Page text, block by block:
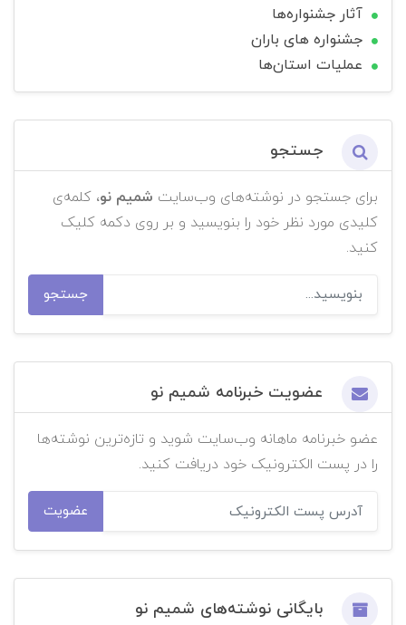
آثار جشنواره‌ها
جشنواره های باران
عملیات استان‌ها
جستجو
برای جستجو در نوشته‌های وب‌سایت شمیم نو، کلمه‌ی
کلیدی مورد نظر خود را بنویسید و بر روی دکمه کلیک
کنید.
جستجو
عضویت خبرنامه شمیم نو
عضو خبرنامه ماهانه وب‌سایت شوید و تازه‌ترین نوشته‌ها
را در پست الکترونیک خود دریافت کنید.
عضویت
بایگانی نوشته‌های شمیم نو